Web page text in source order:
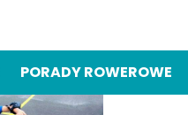
PORADY ROWEROWE